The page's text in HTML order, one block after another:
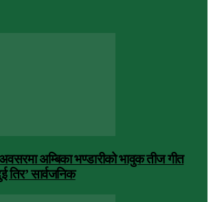
अम्बिका भण्डारीको भावुक तीज गीत
तिर’ सार्वजनिक